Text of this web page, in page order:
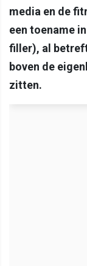
media en de
een toename
filler), al
boven de
zitten.